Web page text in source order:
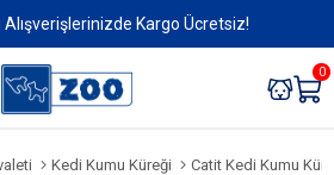
Kargo Ücretsiz!
0
Kedi Kumu Küreği Catit Kedi Kumu